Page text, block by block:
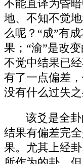
不能直译为昏
地、不知不觉
么呢？“成”有
果；“渝”是改
不觉中结果已
有了一点偏差
没有什么过失之
该爻是全
结果有偏差完
果。尤其上经